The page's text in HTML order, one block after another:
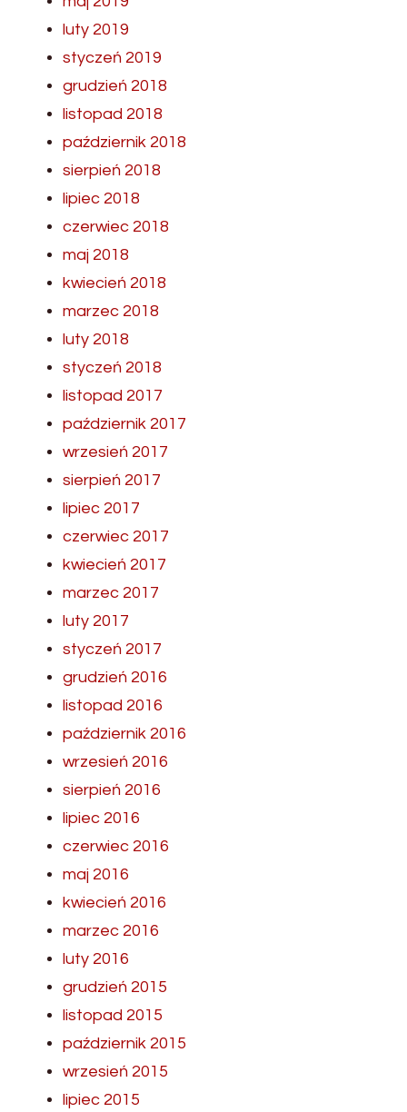
luty 2019
styczeń 2019
grudzień 2018
listopad 2018
październik 2018
sierpień 2018
lipiec 2018
czerwiec 2018
maj 2018
kwiecień 2018
marzec 2018
luty 2018
styczeń 2018
listopad 2017
październik 2017
wrzesień 2017
sierpień 2017
lipiec 2017
czerwiec 2017
kwiecień 2017
marzec 2017
luty 2017
styczeń 2017
grudzień 2016
listopad 2016
październik 2016
wrzesień 2016
sierpień 2016
lipiec 2016
czerwiec 2016
maj 2016
kwiecień 2016
marzec 2016
luty 2016
grudzień 2015
listopad 2015
październik 2015
wrzesień 2015
lipiec 2015